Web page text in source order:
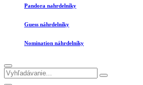
Pandora nahrdelníky
Guess náhrdelníky
Nomination náhrdelníky